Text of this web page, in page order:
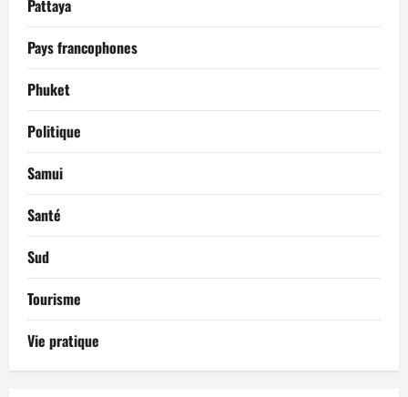
Pattaya
Pays francophones
Phuket
Politique
Samui
Santé
Sud
Tourisme
Vie pratique